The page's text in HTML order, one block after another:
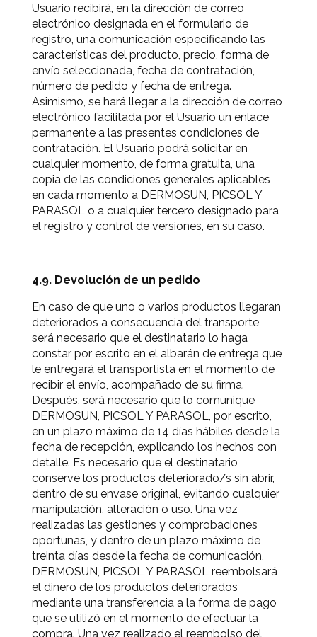
Usuario recibirá, en la dirección de correo
electrónico designada en el formulario de
registro, una comunicación especificando las
características del producto, precio, forma de
envío seleccionada, fecha de contratación,
número de pedido y fecha de entrega.
Asimismo, se hará llegar a la dirección de correo
electrónico facilitada por el Usuario un enlace
permanente a las presentes condiciones de
contratación. El Usuario podrá solicitar en
cualquier momento, de forma gratuita, una
copia de las condiciones generales aplicables
en cada momento a DERMOSUN, PICSOL Y
PARASOL o a cualquier tercero designado para
el registro y control de versiones, en su caso.
4.9. Devolución de un pedido
En caso de que uno o varios productos llegaran
deteriorados a consecuencia del transporte,
será necesario que el destinatario lo haga
constar por escrito en el albarán de entrega que
le entregará el transportista en el momento de
recibir el envío, acompañado de su firma.
Después, será necesario que lo comunique
DERMOSUN, PICSOL Y PARASOL, por escrito,
en un plazo máximo de 14 días hábiles desde la
fecha de recepción, explicando los hechos con
detalle. Es necesario que el destinatario
conserve los productos deteriorado/s sin abrir,
dentro de su envase original, evitando cualquier
manipulación, alteración o uso. Una vez
realizadas las gestiones y comprobaciones
oportunas, y dentro de un plazo máximo de
treinta días desde la fecha de comunicación,
DERMOSUN, PICSOL Y PARASOL reembolsará
el dinero de los productos deteriorados
mediante una transferencia a la forma de pago
que se utilizó en el momento de efectuar la
compra. Una vez realizado el reembolso del